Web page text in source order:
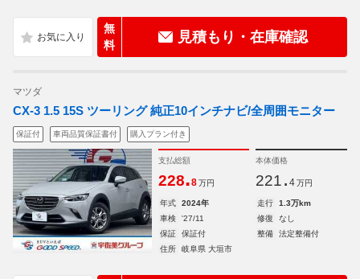
無
料
見積もり・在庫確認
マツダ
CX-3 1.5 15S ツーリング 純正10インチナビ/全周囲モニター
保証付 車両品質保証書付 購入プラン付き
支払総額
228.8 万円
本体価格
221. 4 万円
年式 2024年 走行
1.3万km
車検
'27/11 修復
なし
保証
保証付 整備
法定整備付
住所
岐阜県 大垣市